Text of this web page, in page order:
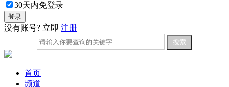
30天内免登录
没有账号? 立即 注册
首页
频道